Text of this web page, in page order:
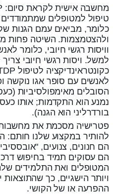
טיפול למטופלים שמתמודדים
כלומר, מביאים עמם הגנות
ולהצטמצמות. השיטה פחות
וויסות רגשי חיובי, כלומר
למשל. ויסות רגשי חיובי
לאנשים עם סופר אגו נוקשה
הסובלים מאימפולסיביות
נמנע הוא התקדמות; אותו
בורדרליני הוא הגנה).
פטרישיה מסכמת את
להותיר במקצוע שלנו חותם:
הם חנונים, צנועים,
הם עסוקים תמיד בחיפוש
המטופלים ואת התלמידים
ויותר הישגיים, כך
ההפרעה או של הקושי.